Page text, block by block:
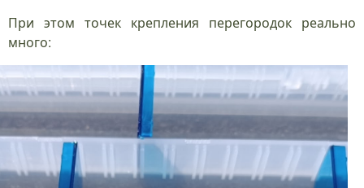
При этом точек крепления перегородок реально
много: